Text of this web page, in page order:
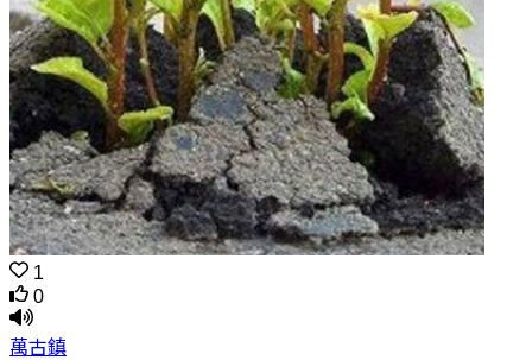
1
0
萬古鎮